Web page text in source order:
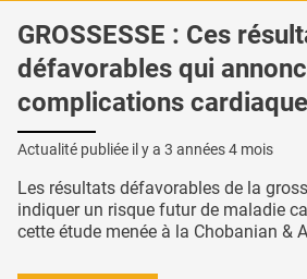
GROSSESSE : Ces
défavorables qui
complications
Actualité publiée il y a 3 années 4 mois
Les résultats défavorables de la
indiquer un risque futur de maladie
cette étude menée à la Chobanian &